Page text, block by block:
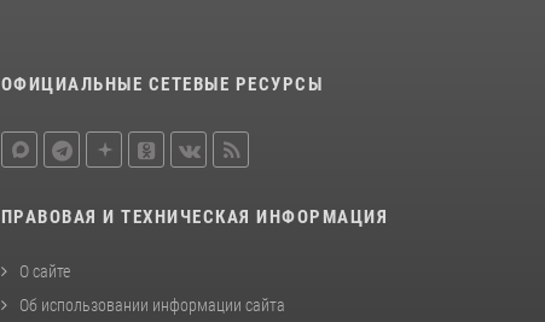
ОФИЦИАЛЬНЫЕ СЕТЕВЫЕ РЕСУРСЫ
ПРАВОВАЯ И ТЕХНИЧЕСКАЯ ИНФОРМАЦИЯ
О сайте
Об использовании информации сайта